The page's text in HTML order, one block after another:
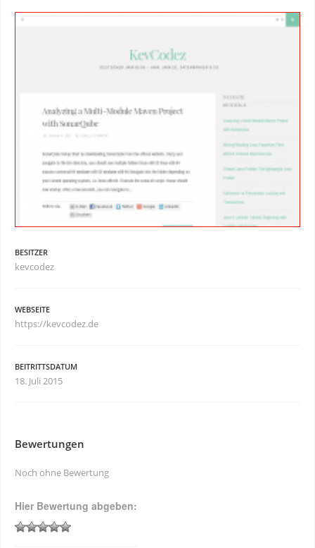
BESITZER
kevcodez
WEBSEITE
https://kevcodez.de
BEITRITTSDATUM
18. Juli 2015
Bewertungen
Noch ohne Bewertung
Hier Bewertung abgeben: